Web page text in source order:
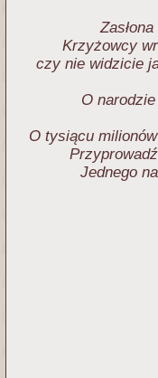
Krzyżowcy
czy nie widzicie
O
O tysiącu
Jednego